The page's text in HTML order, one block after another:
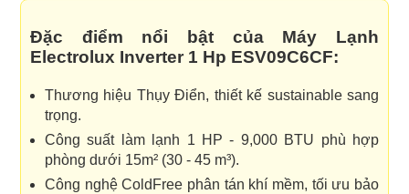
Đặc điểm nổi bật của Máy Lạnh
Electrolux Inverter 1 Hp ESV09C6CF:
Thương hiệu Thụy Điển, thiết kế sustainable sang
trọng.
Công suất làm lạnh 1 HP - 9,000 BTU phù hợp
phòng dưới 15m² (30 - 45 m³).
Công nghệ ColdFree phân tán khí mềm, tối ưu bảo